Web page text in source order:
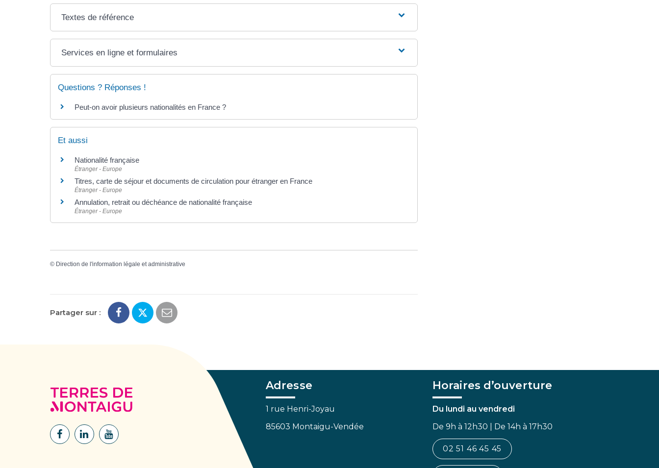
Textes de référence
Services en ligne et formulaires
Questions ? Réponses !
Peut-on avoir plusieurs nationalités en France ?
Et aussi
Nationalité française
Étranger - Europe
Titres, carte de séjour et documents de circulation pour étranger en France
Étranger - Europe
Annulation, retrait ou déchéance de nationalité française
Étranger - Europe
© Direction de l'information légale et administrative
Partager sur :
Lien
Lien
Lien
Adresse
1 rue Henri-Joyau
85603 Montaigu-Vendée
Horaires d’ouverture
Du lundi au vendredi
De 9h à 12h30 | De 14h à 17h30
02 51 46 45 45